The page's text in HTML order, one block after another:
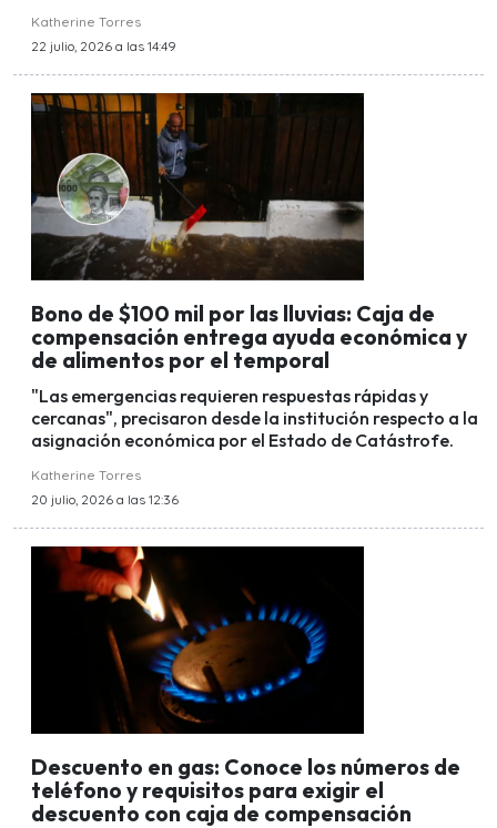
Katherine Torres
22 julio, 2026 a las 14:49
Bono de $100 mil por las lluvias: Caja de
compensación entrega ayuda económica y
de alimentos por el temporal
"Las emergencias requieren respuestas rápidas y
cercanas", precisaron desde la institución respecto a la
asignación económica por el Estado de Catástrofe.
Katherine Torres
20 julio, 2026 a las 12:36
Descuento en gas: Conoce los números de
teléfono y requisitos para exigir el
descuento con caja de compensación